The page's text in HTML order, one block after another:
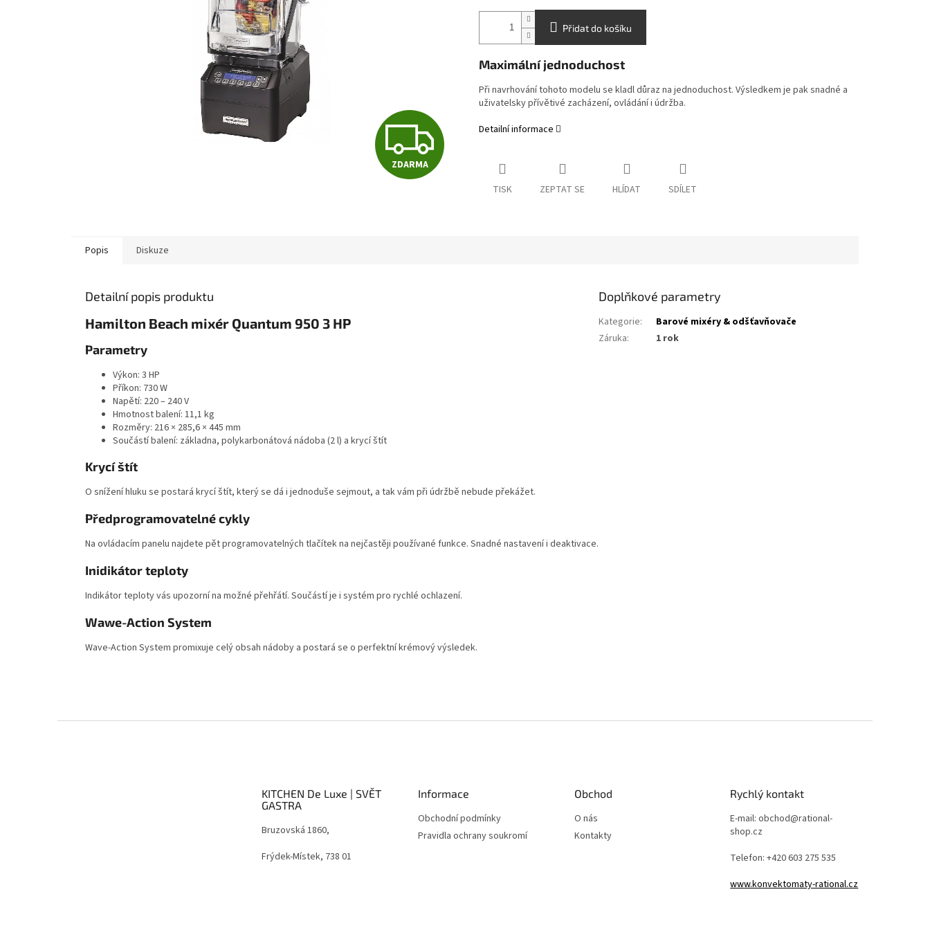
Z
D
ZDARMA
Přidat do košíku
Maximální jednoduchost
Při navrhování tohoto modelu se kladl důraz na jednoduchost. Výsledkem je pak snadné a
uživatelsky přívětivé zacházení, ovládání i údržba.
Detailní informace
TISK ZEPTAT SE HLÍDAT SDÍLET
Popis Diskuze
Detailní popis produktu
Hamilton Beach mixér Quantum 950 3 HP
Parametry
Výkon: 3 HP
Příkon: 730 W
Napětí: 220 – 240 V
Hmotnost balení: 11,1 kg
Rozměry: 216 × 285,6 × 445 mm
Součástí balení: základna, polykarbonátová nádoba (2 l) a krycí štít
Krycí štít
O snížení hluku se postará krycí štít, který se dá i jednoduše sejmout, a tak vám při údržbě nebude překážet.
Předprogramovatelné cykly
Na ovládacím panelu najdete pět programovatelných tlačítek na nejčastěji používané funkce. Snadné nastavení i deaktivace.
Inidikátor teploty
Indikátor teploty vás upozorní na možné přehřátí. Součástí je i systém pro rychlé ochlazení.
Wawe-Action System
Wave-Action System promixuje celý obsah nádoby a postará se o perfektní krémový výsledek.
Doplňkové parametry
Kategorie:
Barové mixéry & odšťavňovače
Záruka: 1 rok
KITCHEN De Luxe | SVĚT
GASTRA
Bruzovská 1860,
Frýdek-Místek, 738 01
Informace
Obchodní podmínky
Pravidla ochrany soukromí
Obchod
O nás
Kontakty
Rychlý kontakt
E-mail: obchod@rational-
shop.cz
Telefon: +420 603 275 535
www.konvektomaty-rational.cz